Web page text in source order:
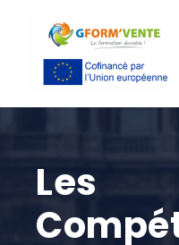
Les